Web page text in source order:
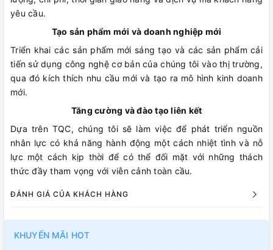
yêu cầu.
Tạo sản phẩm mới và doanh nghiệp mới
Triển khai các sản phẩm mới sáng tạo và các sản phẩm cải
tiến sử dụng công nghệ cơ bản của chúng tôi vào thị trường,
qua đó kích thích nhu cầu mới và tạo ra mô hình kinh doanh
mới.
Tăng cường và đào tạo liên kết
Dựa trên TQC, chúng tôi sẽ làm việc để phát triển nguồn
nhân lực có khả năng hành động một cách nhiệt tình và nỗ
lực một cách kịp thời để có thể đối mặt với những thách
thức đầy tham vọng với viễn cảnh toàn cầu.
ĐÁNH GIÁ CỦA KHÁCH HÀNG
KHUYẾN MÃI HOT